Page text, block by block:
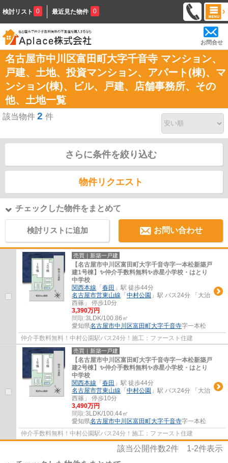
検討リスト 0 最近見た物件 0
お問合せ
名古屋市中川区富田町大字千音寺 マンション、
戸建、土地、投資マンション、アパート(棟)、マ
ンション(棟)、ビル、戸建、店舗事務所、その
他、土地一覧
該当物件 2 件
さらに条件を絞り込む
物件リクエスト
チェックした物件をまとめて
検討リストに追加 お問い合わせ
売買｜新築一戸建
【名古屋市中川区富田町大字千音寺字一本松新築戸
建1号棟】✨️仲介手数料無料✨️赤星小学校・はとり
中学校
関西本線 「 春田 」駅 徒歩44分
名古屋市営東山線 「 中村公園 」駅 バス24分 「大治
西篠」 停歩10分
3,390万円
間取:3LDK/100.86㎡
愛知県名古屋市中川区富田町大字千音寺字一本松
仲介手数料無料！中村公園駅バス24分！施工：ファースト住建
売買｜新築一戸建
【名古屋市中川区富田町大字千音寺字一本松新築戸
建2号棟】✨️仲介手数料無料✨️赤星小学校・はとり
中学校
関西本線 「 春田 」駅 徒歩44分
名古屋市営東山線 「 中村公園 」駅 バス24分 「大治
西篠」 停歩10分
3,490万円
間取:3LDK/100.44㎡
愛知県名古屋市中川区富田町大字千音寺字一本松
仲介手数料無料！中村公園駅バス24分！施工：ファースト住建
該当公開件数2件 1-2件表示